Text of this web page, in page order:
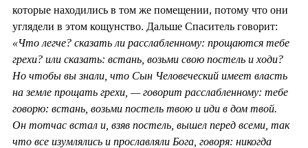
которые находились в том же помещении, потому что они
углядели в этом кощунство. Дальше Спаситель говорит:
«Что легче? сказать ли расслабленному: прощаются тебе
грехи? или сказать: встань, возьми свою постель и ходи?
Но чтобы вы знали, что Сын Человеческий имеет власть
на земле прощать грехи, — говорит расслабленному: тебе
говорю: встань, возьми постель твою и иди в дом твой.
Он тотчас встал и, взяв постель, вышел перед всеми, так
что все изумлялись и прославляли Бога, говоря: никогда